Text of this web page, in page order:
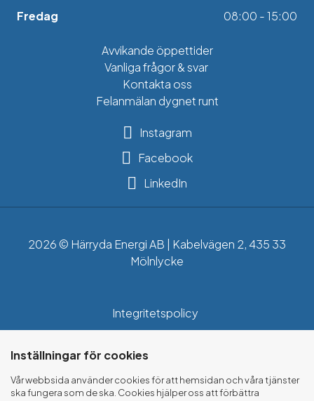
Fredag
08:00 - 15:00
Avvikande öppettider
Vanliga frågor & svar
Kontakta oss
Felanmälan dygnet runt
Instagram
Facebook
LinkedIn
2026 © Härryda Energi AB | Kabelvägen 2, 435 33
Mölnlycke
Integritetspolicy
Inställningar för cookies
Vår webbsida använder cookies för att hemsidan och våra tjänster
ska fungera som de ska. Cookies hjälper oss att förbättra